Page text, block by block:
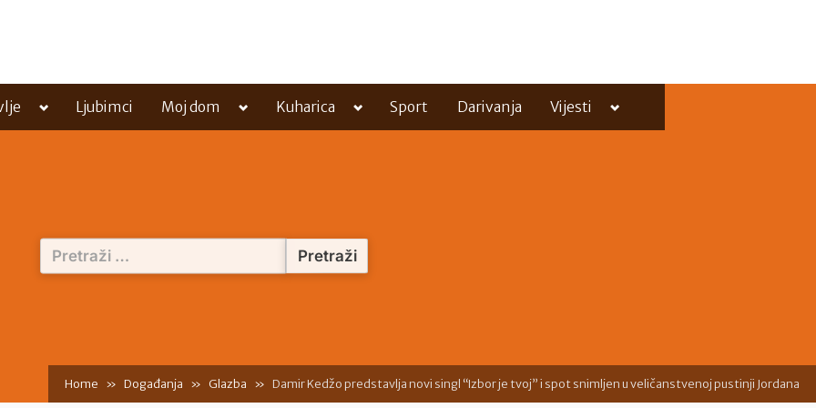
Toggle
menu
Ljubimci Moj dom
Toggle
menu
Kuharica
Toggle
menu
Sport Darivanja Vijesti
Toggle
menu
Pretraži:
Home Događanja Glazba Damir Kedžo predstavlja novi singl “Izbor je tvoj” i spot snimljen u veličanstvenoj pustinji Jordana